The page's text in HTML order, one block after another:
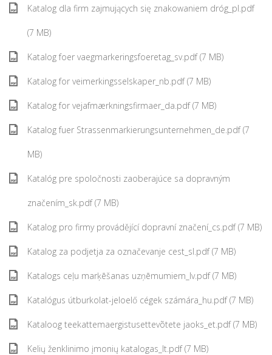
Katalog dla firm zajmujących się znakowaniem dróg_pl.pdf
(7 MB)
Katalog foer vaegmarkeringsfoeretag_sv.pdf (7 MB)
Katalog for veimerkingsselskaper_nb.pdf (7 MB)
Katalog for vejafmærkningsfirmaer_da.pdf (7 MB)
Katalog fuer Strassenmarkierungsunternehmen_de.pdf (7
MB)
Katalóg pre spoločnosti zaoberajúce sa dopravným
značením_sk.pdf (7 MB)
Katalog pro firmy provádějící dopravní značení_cs.pdf (7 MB)
Katalog za podjetja za označevanje cest_sl.pdf (7 MB)
Katalogs ceļu marķēšanas uzņēmumiem_lv.pdf (7 MB)
Katalógus útburkolat-jeloelő cégek számára_hu.pdf (7 MB)
Kataloog teekattemaergistusettevõtete jaoks_et.pdf (7 MB)
Kelių ženklinimo įmonių katalogas_lt.pdf (7 MB)